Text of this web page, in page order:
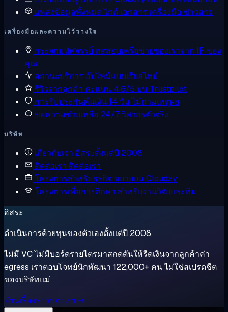
แหล่งข้อมูลทั้งหมดไกด์ เอกสาร เครื่องมือ ข่าวสาร
เครื่องมือและความไว้วางใจ
กระจกมหัศจรรย์ ทดสอบเครือข่ายของเราจาก IP ของ
คุณ
สถานะบริการ อัปไทม์แบบเรียลไทม์
รีวิวจากลูกค้า คะแนน 4.6/5 บน Trustpilot
การรับประกันคืนเงิน14 วัน ไม่ถามเหตุผล
ขอความช่วยเหลือ 24/7 วิศวกรตัวจริง
บริษัท
เกี่ยวกับเรา อิสระตั้งแต่ปี 2008
ติดต่อเรา ติดต่อเรา
โครงการสำหรับธุรกิจ ขยายบน Cloudzy
โครงการเพื่อการศึกษา สำหรับงานวิจัยและทีม
อิสระ
ดำเนินการด้วยทุนของตัวเองตั้งแต่ปี 2008
ไม่มี VC ไม่มีบอร์ดรายไตรมาสกดดันให้รีดเงินจากลูกค้าค่า
egress เราตอบโจทย์นักพัฒนา 122,000+ คน ไม่ใช่สเปรดชีต
ของบริษัทแม่
อ่านเรื่องราวของเรา →